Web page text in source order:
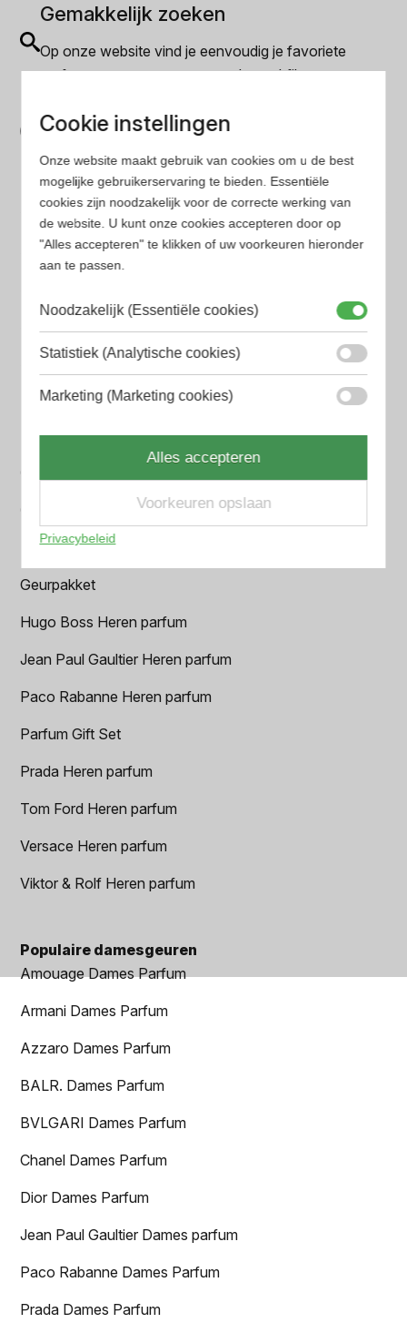
Gemakkelijk zoeken
Op onze website vind je eenvoudig je favoriete
parfum met onze geavanceerde zoekfilters
Wij hebben alle prijzen voor je verzameld zodat jij
minder tijd en geld kwijt bent
Populaire herengeuren
Amouage Heren parfum
Armani Heren parfum
Azzaro Heren parfum
BALR. Heren parfum
BVLGARI Heren parfum
Creed heren parfum
Dior Heren parfum
Geurpakket
Hugo Boss Heren parfum
Jean Paul Gaultier Heren parfum
Paco Rabanne Heren parfum
Parfum Gift Set
Prada Heren parfum
Tom Ford Heren parfum
Versace Heren parfum
Viktor & Rolf Heren parfum
Populaire damesgeuren
Amouage Dames Parfum
Armani Dames Parfum
Azzaro Dames Parfum
BALR. Dames Parfum
BVLGARI Dames Parfum
Chanel Dames Parfum
Dior Dames Parfum
Jean Paul Gaultier Dames parfum
Paco Rabanne Dames Parfum
Prada Dames Parfum
Cookie instellingen
Onze website maakt gebruik van cookies om u de best
mogelijke gebruikerservaring te bieden. Essentiële
cookies zijn noodzakelijk voor de correcte werking van
de website. U kunt onze cookies accepteren door op
"Alles accepteren" te klikken of uw voorkeuren hieronder
aan te passen.
Noodzakelijk (Essentiële cookies)
Statistiek (Analytische cookies)
Marketing (Marketing cookies)
Alles accepteren
Voorkeuren opslaan
Privacybeleid